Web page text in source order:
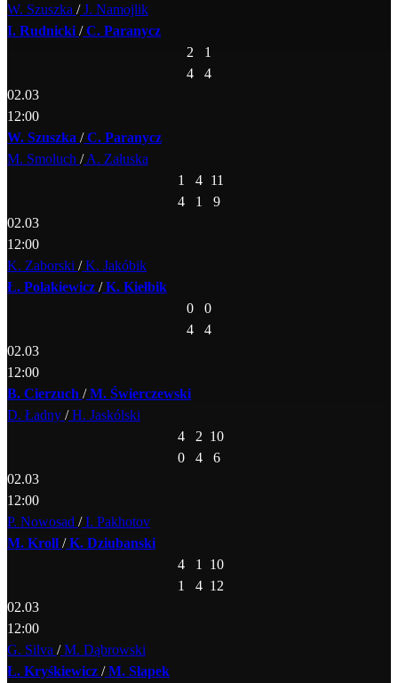
W. Szuszka /J. Namojlik
I. Rudnicki /C. Paranycz
2
1
4
4
02.03
12:00
W. Szuszka /C. Paranycz
M. Smoluch /A. Załuska
1
4 11
4
1
9
02.03
12:00
K. Zaborski /K. Jakóbik
Ł. Polakiewicz /K. Kiełbik
0
0
4
4
02.03
12:00
B. Cierzuch /M. Świerczewski
D. Ładny /H. Jaskólski
4
2 10
0
4
6
02.03
12:00
P. Nowosad /I. Pakhotov
M. Kroll /K. Dziubanski
4
1
10
1
4 12
02.03
12:00
G. Silva /M. Dąbrowski
Ł. Kryśkiewicz /M. Słapek